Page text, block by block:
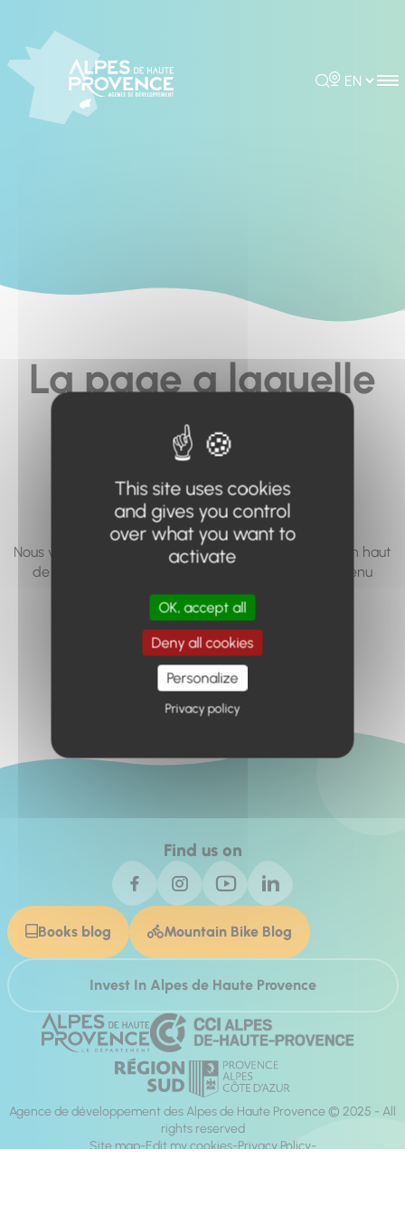
Rechercher
Choisir la
La page a laquelle
vous cherchez à
accéder n'existe
pas... ou plus.
Nous vous invitons à utiliser le moteur de recherche en haut
de page, ou à utiliser le menu pour trouver le contenu
recherché.
Retour à l'accueil
Find us on
Books blog Mountain Bike Blog
Invest In Alpes de Haute Provence
Agence de développement des Alpes de Haute Provence © 2025 - All
rights reserved
Site map Edit my cookies Privacy Policy
This site uses cookies
and gives you control
over what you want to
activate
OK, accept all
Deny all cookies
Personalize
Privacy policy